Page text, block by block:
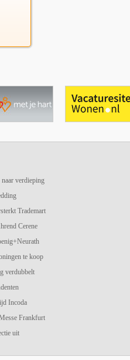
verdieping
Trademart
Cerene
te koop
verdubbelt
Incoda
Frankfurt
uit